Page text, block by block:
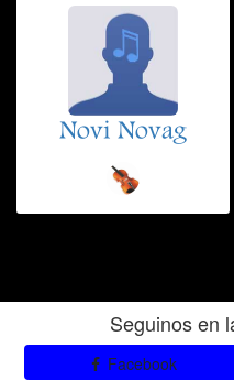
Novi Novag
Seguinos en
Facebook